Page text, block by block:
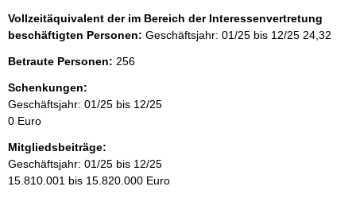
Vollzeitäquivalent der im Bereich der Interessenvertretung
beschäftigten Personen: Geschäftsjahr: 01/25 bis 12/25 24,32
Betraute Personen: 256
Schenkungen:
Geschäftsjahr: 01/25 bis 12/25
0 Euro
Mitgliedsbeiträge:
Geschäftsjahr: 01/25 bis 12/25
15.810.001 bis 15.820.000 Euro